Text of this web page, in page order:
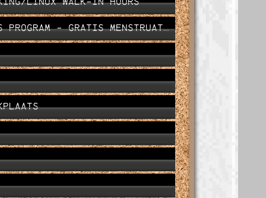
- GRATIS MENSTRUATIE PRODUCTEN UITDELEN